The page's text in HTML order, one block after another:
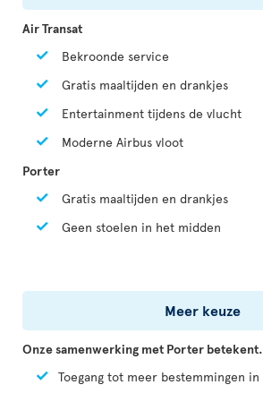
Air Transat
Bekroonde service
Gratis maaltijden en drankjes
Entertainment tijdens de vlucht
Moderne Airbus vloot
Porter
Gratis maaltijden en drankjes
Geen stoelen in het midden
Meer keuze
Onze samenwerking met Porter
Toegang tot meer bestemmingen